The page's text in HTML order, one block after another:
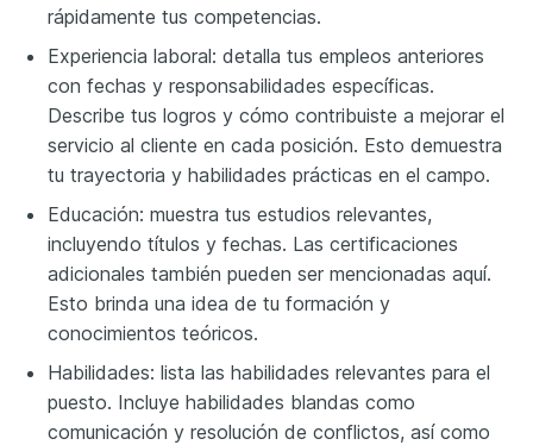
rápidamente tus competencias.
Experiencia laboral: detalla tus empleos anteriores
con fechas y responsabilidades específicas.
Describe tus logros y cómo contribuiste a mejorar el
servicio al cliente en cada posición. Esto demuestra
tu trayectoria y habilidades prácticas en el campo.
Educación: muestra tus estudios relevantes,
incluyendo títulos y fechas. Las certificaciones
adicionales también pueden ser mencionadas aquí.
Esto brinda una idea de tu formación y
conocimientos teóricos.
Habilidades: lista las habilidades relevantes para el
puesto. Incluye habilidades blandas como
comunicación y resolución de conflictos, así como